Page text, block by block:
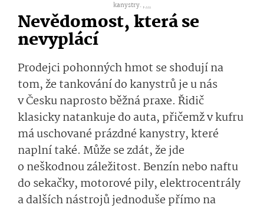
kanystry. ,...
Nevědomost, která se
nevyplácí
Prodejci pohonných hmot se shodují na
tom, že tankování do kanystrů je u nás
v Česku naprosto běžná praxe. Řidič
klasicky natankuje do auta, přičemž v kufru
má uschované prázdné kanystry, které
naplní také. Může se zdát, že jde
o neškodnou záležitost. Benzín nebo naftu
do sekačky, motorové pily, elektrocentrály
a dalších nástrojů jednoduše přímo na